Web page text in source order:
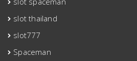
slot thailand
slot777
Spaceman